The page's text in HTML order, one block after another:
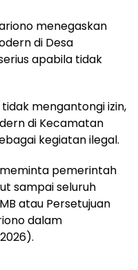
menegaskan
di Desa
apabila tidak
mengantongi izin,
di Kecamatan
kegiatan ilegal.
pemerintah
sampai seluruh
atau Persetujuan
dalam